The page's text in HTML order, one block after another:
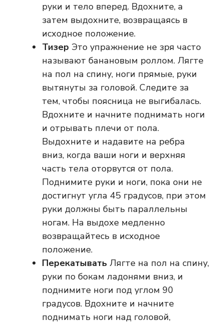
руки и тело вперед. Вдохните, а
затем выдохните, возвращаясь в
исходное положение.
Тизер Это упражнение не зря часто
называют банановым роллом. Лягте
на пол на спину, ноги прямые, руки
вытянуты за головой. Следите за
тем, чтобы поясница не выгибалась.
Вдохните и начните поднимать ноги
и отрывать плечи от пола.
Выдохните и надавите на ребра
вниз, когда ваши ноги и верхняя
часть тела оторвутся от пола.
Поднимите руки и ноги, пока они не
достигнут угла 45 градусов, при этом
руки должны быть параллельны
ногам. На выдохе медленно
возвращайтесь в исходное
положение.
Перекатывать Лягте на пол на спину,
руки по бокам ладонями вниз, и
поднимите ноги под углом 90
градусов. Вдохните и начните
поднимать ноги над головой,